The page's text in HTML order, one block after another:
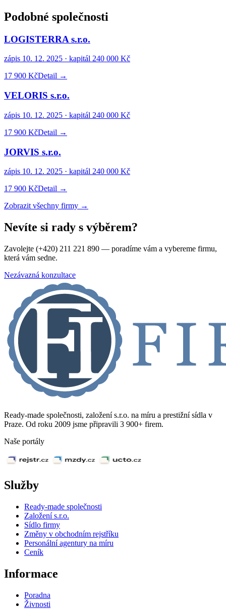
Podobné společnosti
LOGISTERRA s.r.o.
zápis 10. 12. 2025 · kapitál 240 000 Kč
17 900 KčDetail →
VELORIS s.r.o.
zápis 10. 12. 2025 · kapitál 240 000 Kč
17 900 KčDetail →
JORVIS s.r.o.
zápis 10. 12. 2025 · kapitál 240 000 Kč
17 900 KčDetail →
Zobrazit všechny firmy →
Nevíte si rady s výběrem?
Zavolejte (+420) 211 221 890 — poradíme vám a vybereme firmu,
která vám sedne.
Nezávazná konzultace
Ready-made společnosti, založení s.r.o. na míru a prestižní sídla v
Praze. Od roku 2009 jsme připravili 3 900+ firem.
Naše portály
Služby
Ready-made společnosti
Založení s.r.o.
Sídlo firmy
Změny v obchodním rejstříku
Personální agentury na míru
Ceník
Informace
Poradna
Živnosti